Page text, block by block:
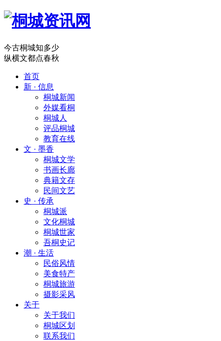
今古桐城知多少
纵横文都点春秋
首页
新 · 信息
桐城新闻
外媒看桐
桐城人
评品桐城
教育在线
文 · 墨香
桐城文学
书画长廊
典籍文存
民间文艺
史 · 传承
桐城派
文化桐城
桐城世家
吾桐史记
潮 · 生活
民俗风情
美食特产
桐城旅游
摄影采风
关于
关于我们
桐城区划
联系我们